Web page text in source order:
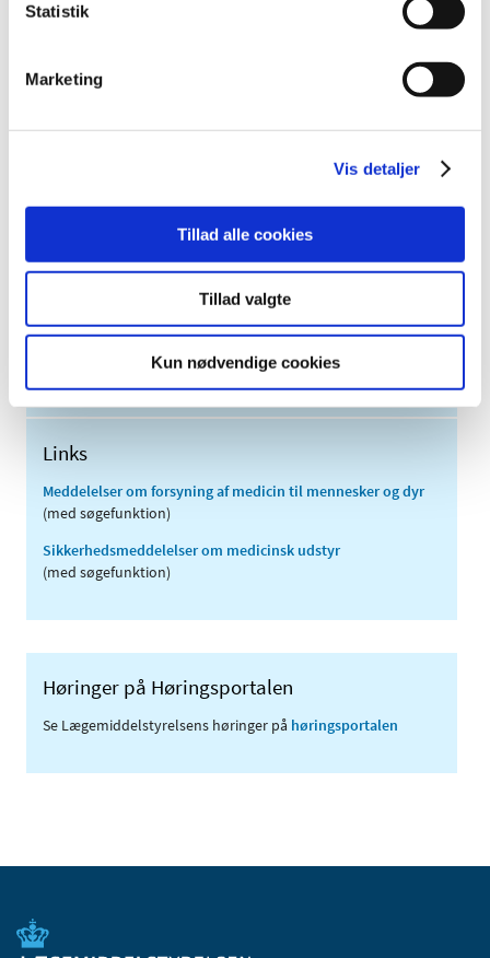
Statistik
Marketing
Vis detaljer
Tillad alle cookies
Tillad valgte
Kun nødvendige cookies
maj (3)
marts (10)
januar (2)
2009 (14)
2007 (3)
Links
Meddelelser om forsyning af medicin til mennesker og dyr
(med søgefunktion)
Sikkerhedsmeddelelser om medicinsk udstyr
(med søgefunktion)
Høringer på Høringsportalen
Se Lægemiddelstyrelsens høringer på høringsportalen